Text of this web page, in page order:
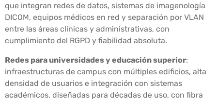
que integran redes de datos, sistemas de imagenología
DICOM, equipos médicos en red y separación por VLAN
entre las áreas clínicas y administrativas, con
cumplimiento del RGPD y fiabilidad absoluta.
Redes para universidades y educación superior:
infraestructuras de campus con múltiples edificios, alta
densidad de usuarios e integración con sistemas
académicos, diseñadas para décadas de uso, con fibra